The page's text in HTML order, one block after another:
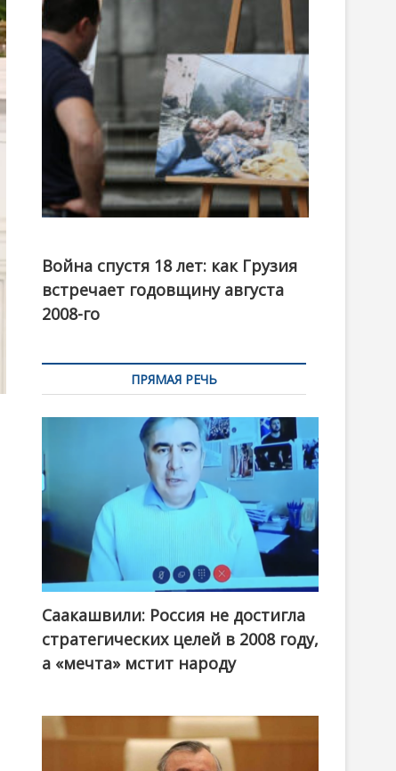
o
n
канал
Война спустя 18 лет: как Грузия
встречает годовщину августа
2008-го
ПРЯМАЯ РЕЧЬ
Саакашвили: Россия не достигла
стратегических целей в 2008 году,
а «мечта» мстит народу